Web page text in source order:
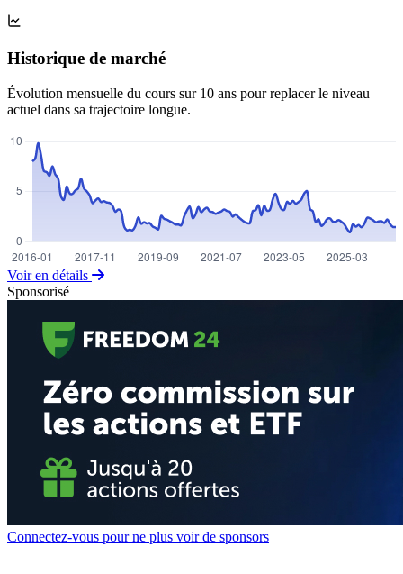
Historique de marché
Évolution mensuelle du cours sur 10 ans pour replacer le niveau
actuel dans sa trajectoire longue.
Voir en détails
Sponsorisé
Connectez-vous pour ne plus voir de sponsors